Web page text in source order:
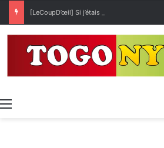
[LeCoupD’œil] Si j’étais président, ce que je
Menu